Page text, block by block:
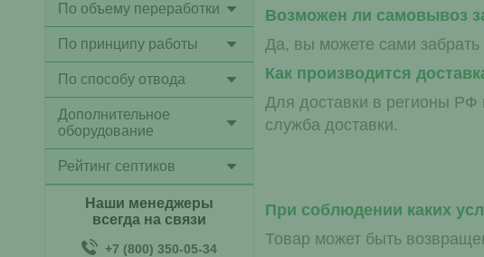
По объему переработки
По принципу работы
По способу отвода
Дополнительное
оборудование
Рейтинг септиков
Наши менеджеры
всегда на связи
+7 (800) 350-05-34
Возможен ли самовывоз
Да, вы можете сами
Как производится
Для доставки в регионы РФ
служба доставки.
При соблюдении каких
Товар может быть